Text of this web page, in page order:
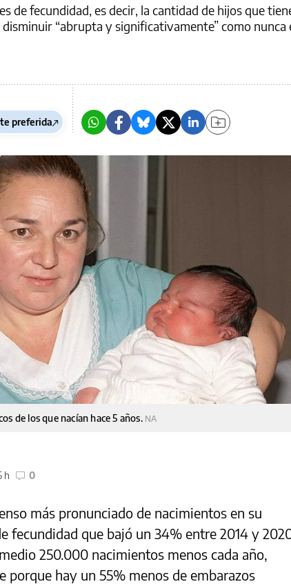
de fecundidad, es decir, la cantidad de hijos que
“abrupta y significativamente” como nunca
preferida
de los que nacían hace 5 años. NA
h 0
más pronunciado de nacimientos en su
fecundidad que bajó un 34% entre 2014 y
250.000 nacimientos menos cada año,
porque hay un 55% menos de embarazos